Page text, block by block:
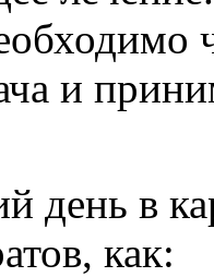
и
день в
как: